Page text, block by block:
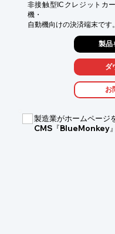
非接触型ICクレジットカ
機・
自動機向けの決済端末です。
決済サービスは約1,100社
「JAMAマルチマネーサー
先進のテクノロジーと安
ご要望の際はお気軽にお
1台で対応可能
■JVMA通信インターフェイ
製品
ダ
お
製造業がホームページ
CMS『BlueMonkey』